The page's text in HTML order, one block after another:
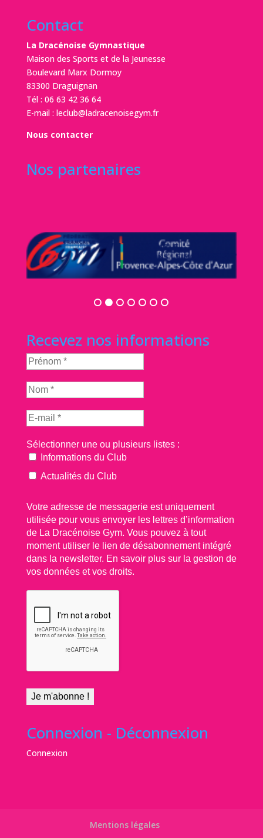
Contact
La Dracénoise Gymnastique
Maison des Sports et de la Jeunesse
Boulevard Marx Dormoy
83300 Draguignan
Tél : 06 63 42 36 64
E-mail : leclub@ladracenoisegym.fr
Nous contacter
Nos partenaires
Recevez nos informations
Sélectionner une ou plusieurs listes :
Informations du Club
Actualités du Club
Votre adresse de messagerie est uniquement
utilisée pour vous envoyer les lettres d’information
de La Dracénoise Gym. Vous pouvez à tout
moment utiliser le lien de désabonnement intégré
dans la newsletter. En savoir plus sur la gestion de
vos données et vos droits.
Connexion - Déconnexion
Connexion
Mentions légales